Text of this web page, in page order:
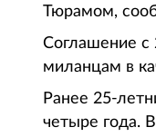
Тюрамом,
Соглашение с
миланцам в
Ранее 25-
четыре года.